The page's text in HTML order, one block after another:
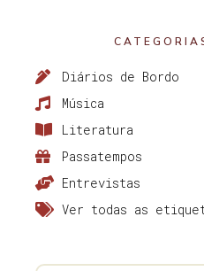
Diários de Bordo
Música
Literatura
Passatempos
Entrevistas
Ver todas as